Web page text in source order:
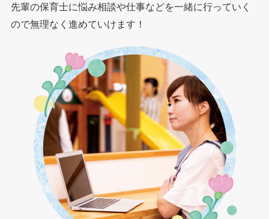
先輩の保育士に悩み相談や仕事などを一緒に行っていく
ので無理なく進めていけます！